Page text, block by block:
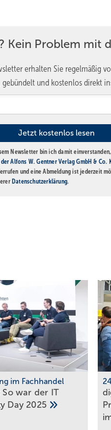
Kein Problem mit
erhalten Sie regelmäßig
und kostenlos direkt
Newsletter bin ich damit
Alfons W. Gentner Verlag GmbH & Co.
und eine Abmeldung ist jederzeit
Datenschutzerklärung.
im Fachhandel
So war der IT
Day 2025